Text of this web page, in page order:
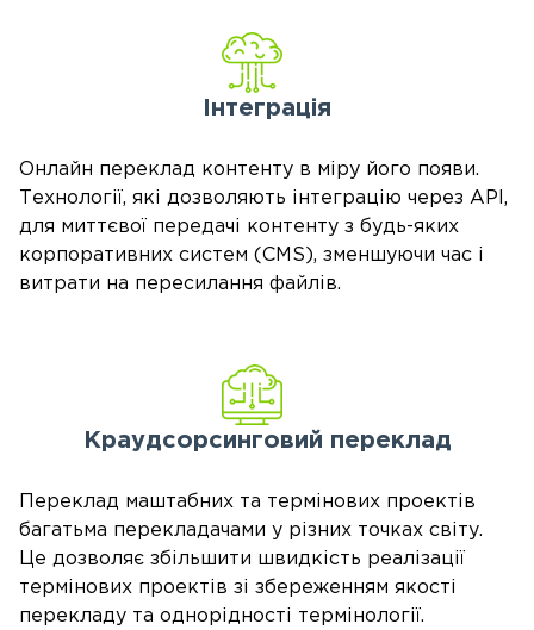
Інтеграція
Онлайн переклад контенту в міру його появи.
Технології, які дозволяють інтеграцію через API,
для миттєвої передачі контенту з будь-яких
корпоративних систем (CMS), зменшуючи час і
витрати на пересилання файлів.
Краудсорсинговий переклад
Переклад маштабних та термінових проектів
багатьма перекладачами у різних точках світу.
Це дозволяє збільшити швидкість реалізації
термінових проектів зі збереженням якості
перекладу та однорідності термінології.